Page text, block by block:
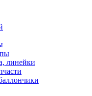
линейки